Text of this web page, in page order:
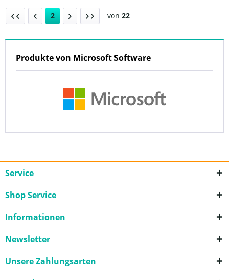
2 von 22
Produkte von Microsoft Software
Service
Shop Service
Informationen
Newsletter
Unsere Zahlungsarten